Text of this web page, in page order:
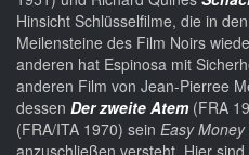
Hinsicht Schlüsselfilme, die in
Meilensteine des Film Noirs
anderen hat Espinosa mit
anderen Film von Jean-Pierree
dessen Der zweite Atem (FRA
(FRA/ITA 1970) sein Easy